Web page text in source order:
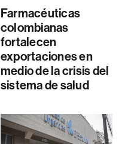
Farmacéuticas
colombianas
fortalecen
exportaciones en
medio de la crisis del
sistema de salud